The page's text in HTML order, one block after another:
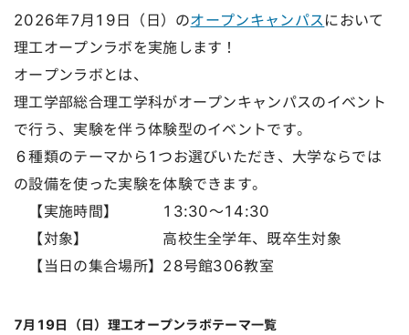
2026年7月19日（日）のオープンキャンパス において
理工オープンラボを実施します！
オープンラボとは、
理工学部総合理工学科がオープンキャンパスのイベント
で行う、実験を伴う体験型のイベントです。
６種類のテーマから1つお選びいただき、大学ならでは
の設備を使った実験を体験できます。
【実施時間】 13:30～14:30
【対象】 高校生全学年、既卒生対象
【当日の集合場所】28号館306教室
7月19日（日）理工オープンラボテーマ一覧